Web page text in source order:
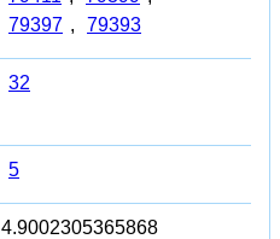
79397 , 79393
32
5
4.9002305365868